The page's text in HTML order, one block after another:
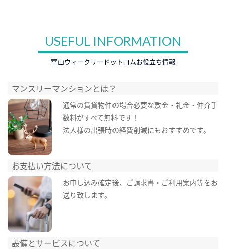
USEFUL INFORMATION
富山ウィークリードットコムお役立ち情報
マンスリーマンションとは？
通常の賃貸物件の場合必要な敷金・礼金・仲介手
数料がすべて無料です！
法人様の出張時の経費削減にもおすすめです。
お支払い方法について
お申し込み確定後、ご請求書・ご利用案内等をお
送り致します。
設備とサービスについて